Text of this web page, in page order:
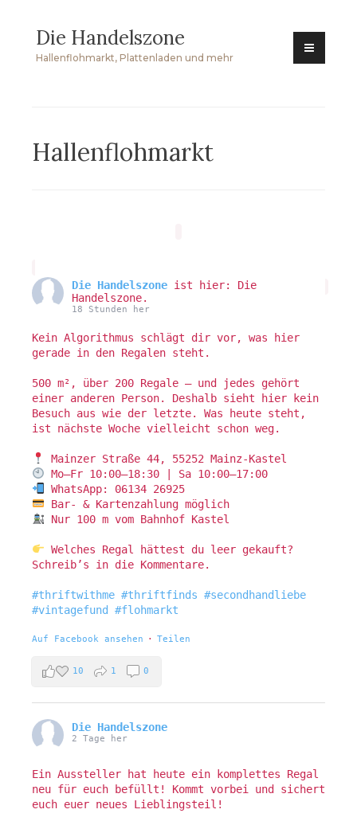
Inhalt
springen
Die Handelszone
Hallenflohmarkt, Plattenladen und mehr
Hallenflohmarkt
Die Handelszone ist hier: Die
Handelszone.
18 Stunden her
Kein Algorithmus schlägt dir vor, was hier
gerade in den Regalen steht.
500 m², über 200 Regale – und jedes gehört
einer anderen Person. Deshalb sieht hier kein
Besuch aus wie der letzte. Was heute steht,
ist nächste Woche vielleicht schon weg.
Mainzer Straße 44, 55252 Mainz-Kastel
Mo–Fr 10:00–18:30 | Sa 10:00–17:00
WhatsApp: 06134 26925
Bar- & Kartenzahlung möglich
Nur 100 m vom Bahnhof Kastel
Welches Regal hättest du leer gekauft?
Schreib’s in die Kommentare.
#thriftwithme #thriftfinds #secondhandliebe
#vintagefund
#flohmarkt
Auf Facebook ansehen · Teilen
10 1 0
Die Handelszone
2 Tage her
Ein Aussteller hat heute ein komplettes Regal
neu für euch befüllt! Kommt vorbei und sichert
euch euer neues Lieblingsteil!